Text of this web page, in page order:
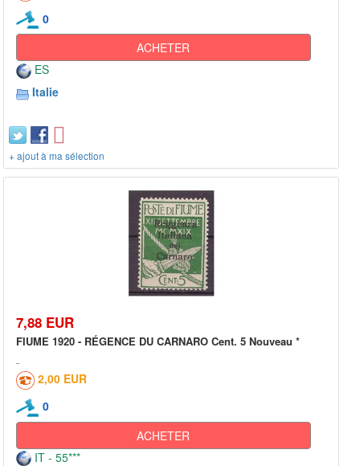
0
ACHETER
ES
Italie
+ ajout à ma sélection
7,88 EUR
FIUME 1920 - RÉGENCE DU CARNARO Cent. 5 Nouveau *
2,00 EUR
0
ACHETER
IT - 55***